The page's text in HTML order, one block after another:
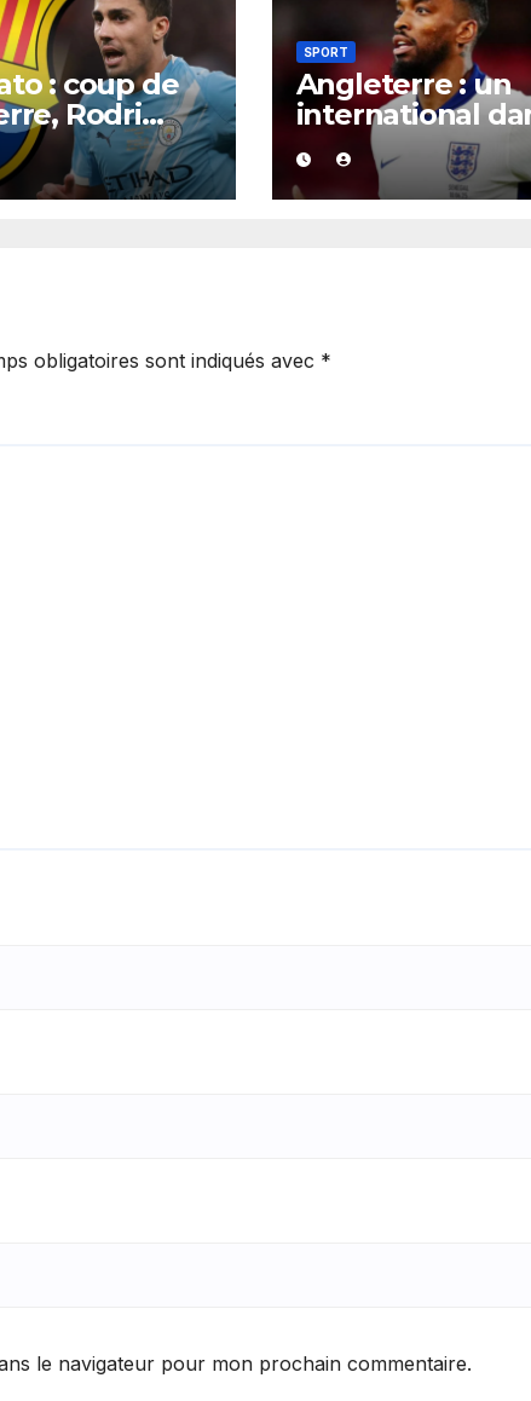
: coup de
Rodri
trouvé un
XXL avec le
pour un
SPORT
Angleterre : un
international
la tourmente,
poursuivi après
présumée
obligatoires sont indiqués avec *
le navigateur pour mon prochain commentaire.